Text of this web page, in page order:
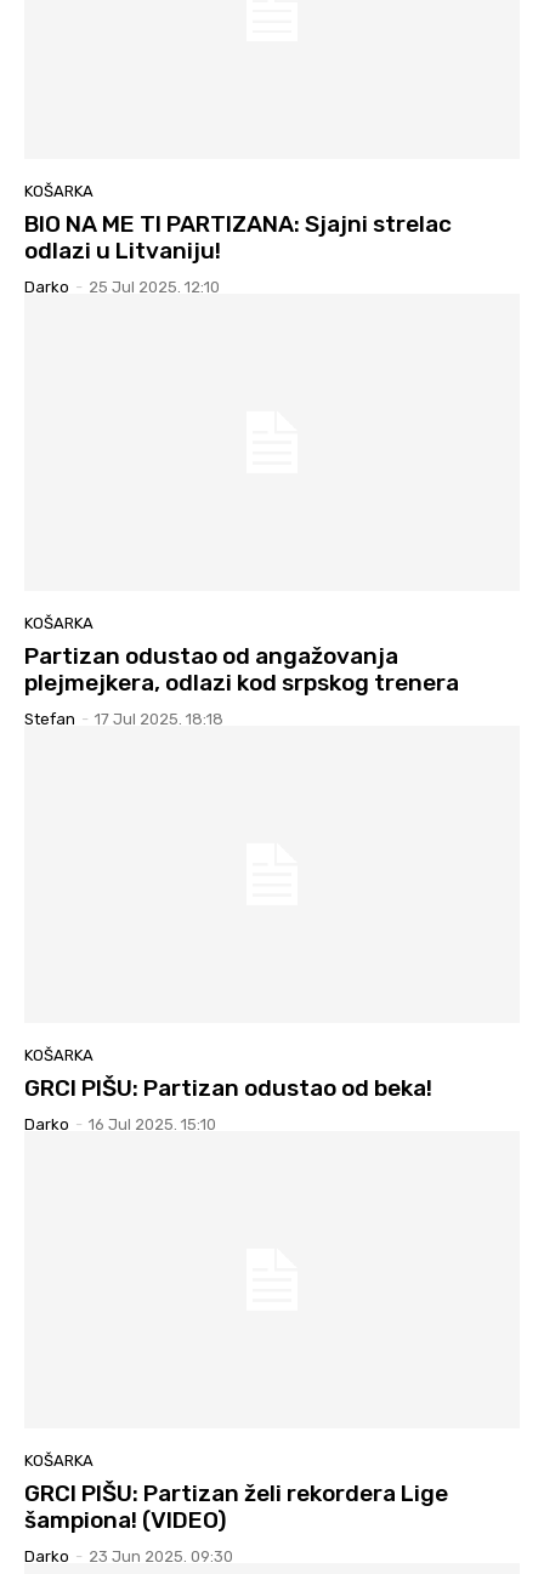
KOŠARKA
BIO NA ME TI PARTIZANA: Sjajni strelac
odlazi u Litvaniju!
Darko - 25 Jul 2025. 12:10
KOŠARKA
Partizan odustao od angažovanja
plejmejkera, odlazi kod srpskog trenera
Stefan - 17 Jul 2025. 18:18
KOŠARKA
GRCI PIŠU: Partizan odustao od beka!
Darko - 16 Jul 2025. 15:10
KOŠARKA
GRCI PIŠU: Partizan želi rekordera Lige
šampiona! (VIDEO)
Darko - 23 Jun 2025. 09:30